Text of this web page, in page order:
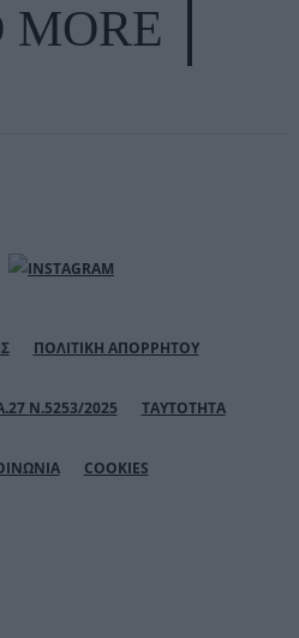
MORE
ΠΟΛΙΤΙΚΗ ΑΠΟΡΡΗΤΟΥ
Ν.5253/2025 ΤΑΥΤΟΤΗΤΑ
COOKIES